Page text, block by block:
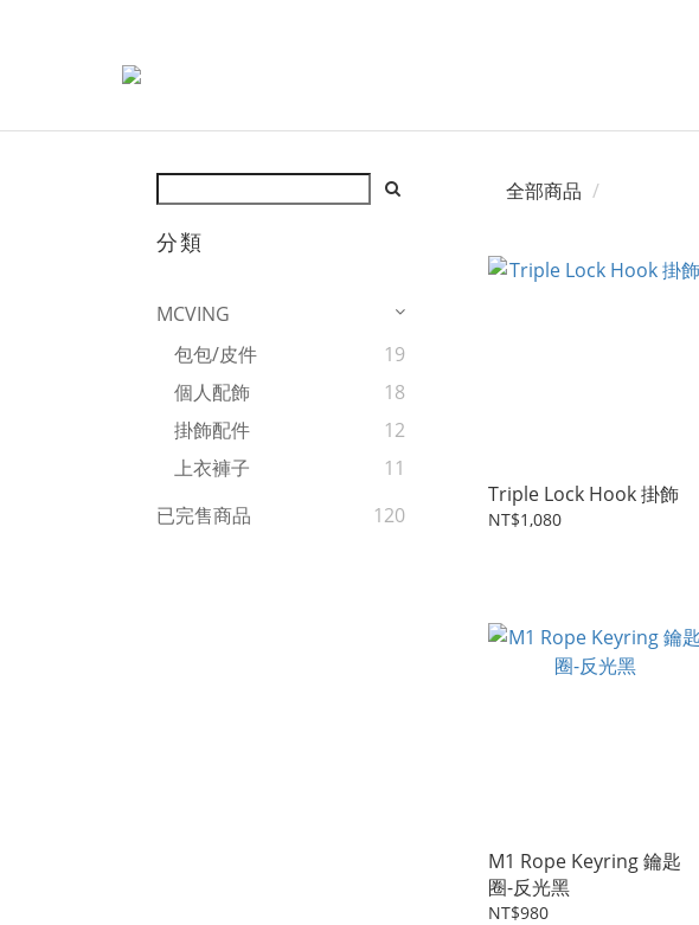
分類
MCVING
包包/皮件
19
個人配飾
18
掛飾配件
12
上衣褲子
11
已完售商品
120
全部商品
Triple Lock Hook 掛飾
NT$1,080
M1 Rope Keyring 鑰匙
圈-反光黑
NT$980